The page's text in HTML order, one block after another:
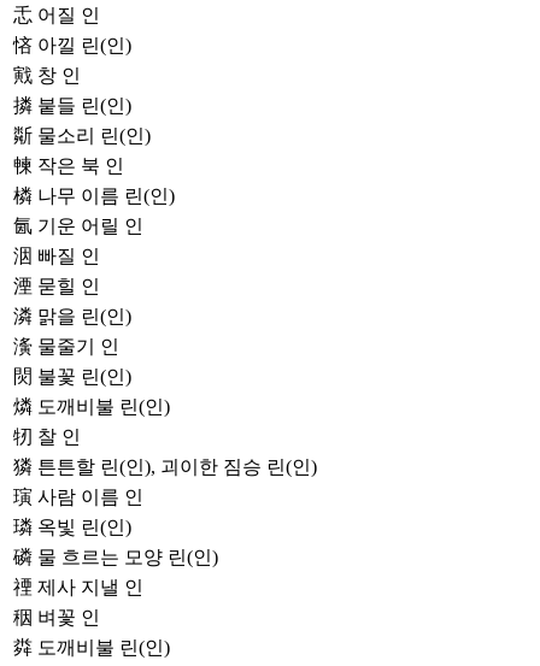
忎 어질 인
悋 아낄 린(인)
戭 창 인
撛 붙들 린(인)
斴 물소리 린(인)
朄 작은 북 인
橉 나무 이름 린(인)
氤 기운 어릴 인
洇 빠질 인
湮 묻힐 인
潾 맑을 린(인)
濥 물줄기 인
焛 불꽃 린(인)
燐 도깨비불 린(인)
牣 찰 인
獜 튼튼할 린(인), 괴이한 짐승 린(인)
璌 사람 이름 인
璘 옥빛 린(인)
磷 물 흐르는 모양 린(인)
禋 제사 지낼 인
秵 벼꽃 인
粦 도깨비불 린(인)